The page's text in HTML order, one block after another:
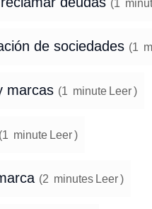
(1
de sociedades (1
marcas (1 minute Leer )
(1 minute Leer )
(2 minutes Leer )